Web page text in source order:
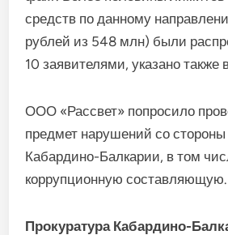
средств по данному
рублей из 548 млн) были
10 заявителями, указано также
ООО «Рассвет» попросило
предмет нарушений со
Кабардино-Балкарии, в том
коррупционную составляющую.
Прокуратура Кабардино-